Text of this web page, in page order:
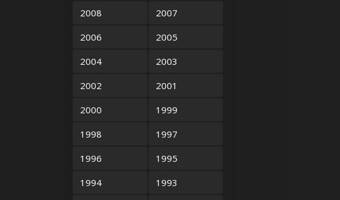
2008
2007
2006
2005
2004
2003
2002
2001
2000
1999
1998
1997
1996
1995
1994
1993